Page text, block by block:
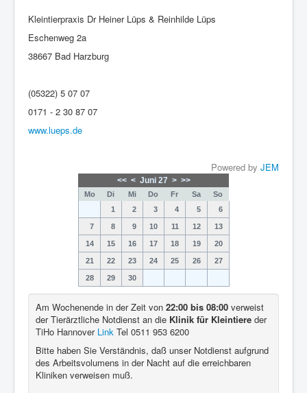
Kleintierpraxis Dr Heiner Lüps & Reinhilde Lüps
Eschenweg 2a
38667 Bad Harzburg
(05322) 5 07 07
0171 - 2 30 87 07
www.lueps.de
Powered by JEM
<< < Juni 27 > >>
Mo Di Mi Do Fr Sa
So
1
2 3 4 5 6
7 8 9 10 11 12 13
14 15 16 17 18 19 20
21 22 23 24 25 26 27
28 29 30
Am Wochenende in der Zeit von 22:00 bis 08:00 verweist
der Tierärztliche Notdienst an die Klinik für Kleintiere der
TiHo Hannover Link Tel 0511 953 6200
Bitte haben Sie Verständnis, daß unser Notdienst aufgrund
des Arbeitsvolumens in der Nacht auf die erreichbaren
Kliniken verweisen muß.